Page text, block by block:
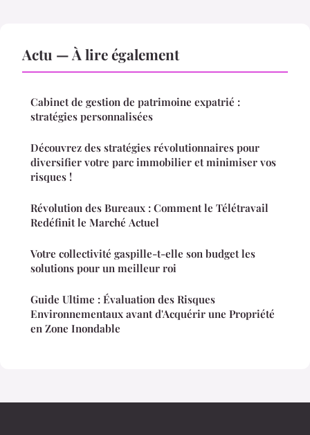
Actu — À lire également
Cabinet de gestion de patrimoine expatrié :
stratégies personnalisées
Découvrez des stratégies révolutionnaires pour
diversifier votre parc immobilier et minimiser vos
risques !
Révolution des Bureaux : Comment le Télétravail
Redéfinit le Marché Actuel
Votre collectivité gaspille-t-elle son budget les
solutions pour un meilleur roi
Guide Ultime : Évaluation des Risques
Environnementaux avant d'Acquérir une Propriété
en Zone Inondable